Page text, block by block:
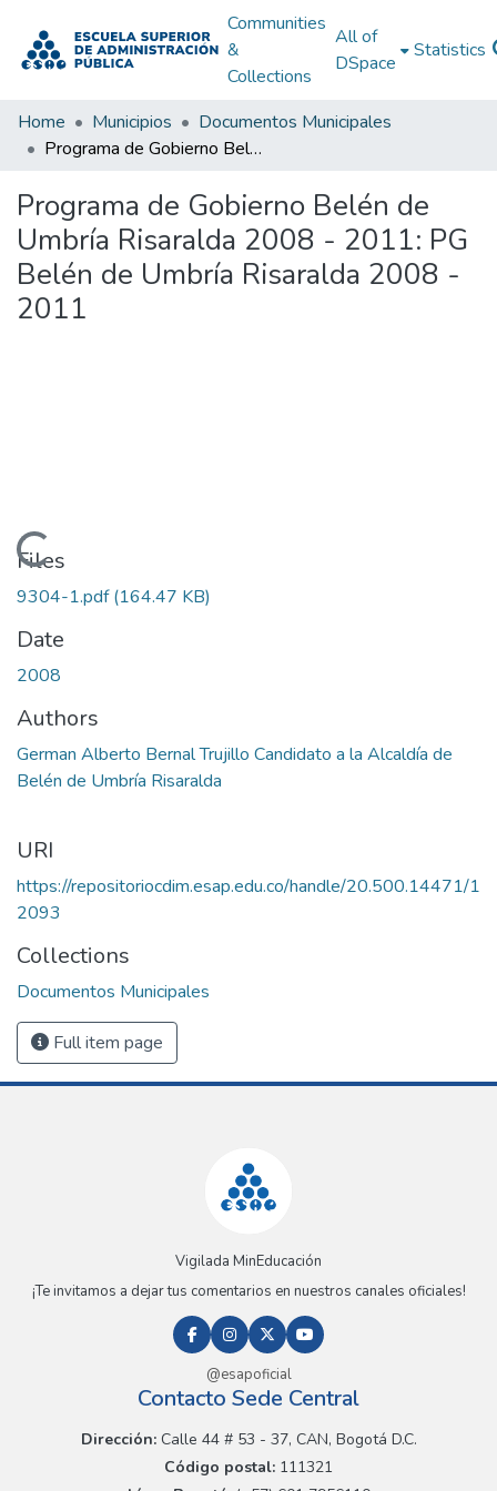
Communities
&
Collections
All of
DSpace
Statistics
Home Municipios
Documentos Municipales
Programa de Gobierno Belén de Umbría Risaralda 2008 - 2011: PG Belén de Umbría Risaralda 2008 - 2011
Programa de Gobierno Belén de
Umbría Risaralda 2008 - 2011: PG
Belén de Umbría Risaralda 2008 -
2011
Loading...
Files
9304-1.pdf(164.47 KB)
Date
2008
Authors
German Alberto Bernal Trujillo Candidato a la Alcaldía de
Belén de Umbría Risaralda
URI
https://repositoriocdim.esap.edu.co/handle/20.500.14471/1
2093
Collections
Documentos Municipales
Full item page
Vigilada MinEducación
¡Te invitamos a dejar tus comentarios en nuestros canales oficiales!
@esapoficial
Contacto Sede Central
Dirección:Calle 44 # 53 - 37, CAN, Bogotá D.C.
Código postal: 111321